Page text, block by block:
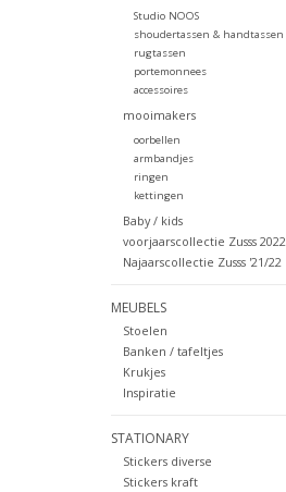
Studio NOOS
shoudertassen & handtassen
rugtassen
portemonnees
accessoires
mooimakers
oorbellen
armbandjes
ringen
kettingen
Baby / kids
voorjaarscollectie Zusss 2022
Najaarscollectie Zusss '21/22
MEUBELS
Stoelen
Banken / tafeltjes
Krukjes
Inspiratie
STATIONARY
Stickers diverse
Stickers kraft